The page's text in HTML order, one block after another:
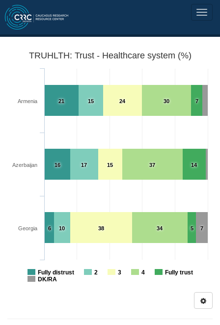
TRUHLTH: Trust - Healthcare system (%)
7
7
14
5
30
37
34
24
15
38
15
17
10
21
16
6
Fully distrust 2 3 4
Fully trust
DK/RA
Armenia
Azerbaijan
Georgia